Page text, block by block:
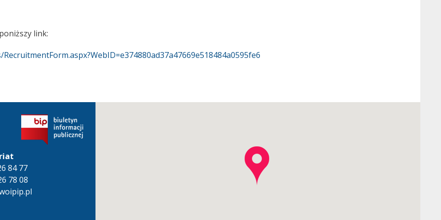
link:
84 77
78 08